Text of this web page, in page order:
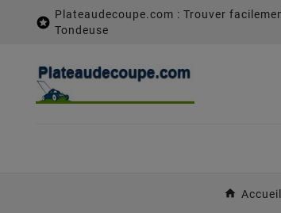

Plateaudecoupe.com : Trouver
Tondeuse
Accueil